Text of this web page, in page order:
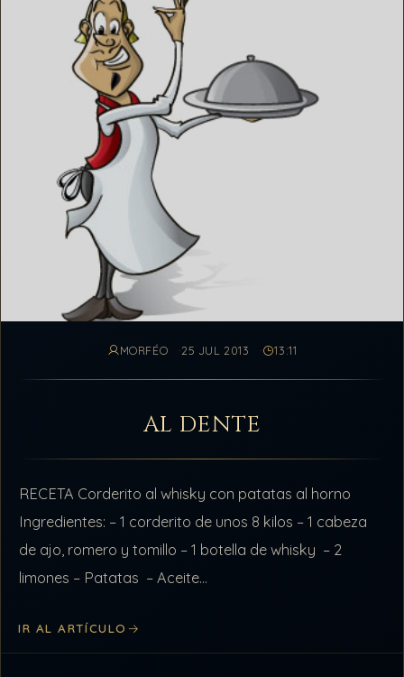
MORFÉO 25 JUL 2013 13:11
AL DENTE
RECETA Corderito al whisky con patatas al horno
Ingredientes: – 1 corderito de unos 8 kilos – 1 cabeza
de ajo, romero y tomillo – 1 botella de whisky – 2
limones – Patatas – Aceite…
IR AL ARTÍCULO